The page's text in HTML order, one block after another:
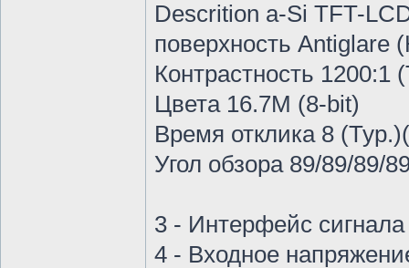
Descrition a-Si TFT-
поверхность Antiglare
Контрастность 1200:1
Цвета 16.7M (8-bit)
Время отклика 8
Угол обзора 89/89/89/
3 - Интерфейс
4 - Входное